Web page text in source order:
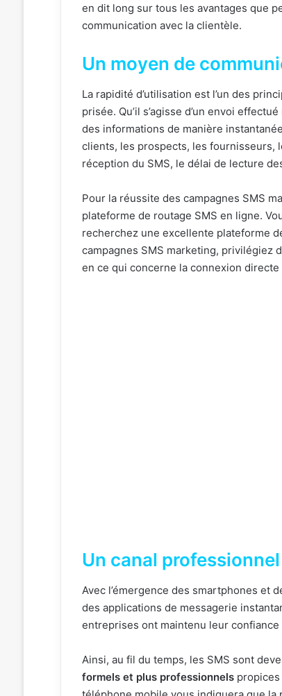
en dit long sur tous les avantages que
communication avec la clientèle.
Un moyen de
La rapidité d’utilisation est l’un des
prisée. Qu’il s’agisse d’un envoi
des informations de manière
clients, les prospects, les fournisseurs,
réception du SMS, le délai de lecture
Pour la réussite des campagnes SMS
plateforme de routage SMS en ligne.
recherchez une excellente plateforme
campagnes SMS marketing, privilégiez
en ce qui concerne la connexion
Un canal
Avec l’émergence des smartphones et
des applications de messagerie
entreprises ont maintenu leur
Ainsi, au fil du temps, les SMS sont
formels et plus professionnelspropices